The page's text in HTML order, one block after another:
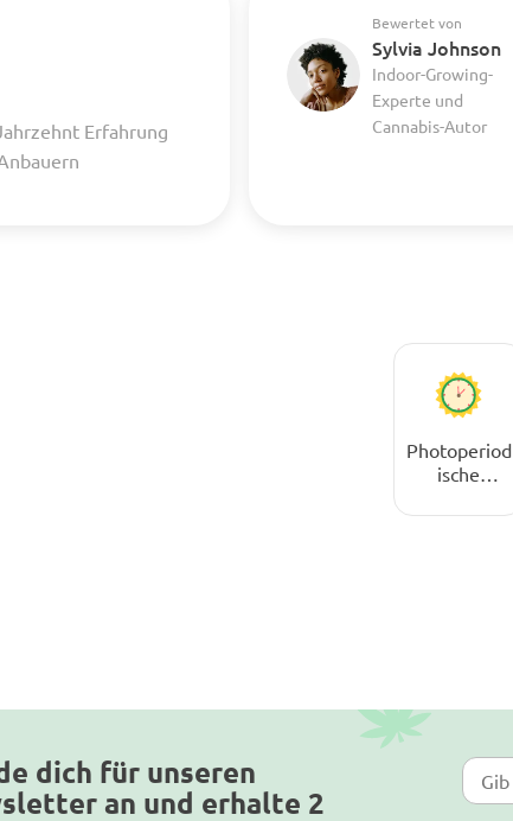
Erfahrung
Bewertet von
Sylvia Johnson
Indoor-Growing-
Experte und
Cannabis-Autor
Photoperiod
ische
men
dich für unseren
an und erhalte 2